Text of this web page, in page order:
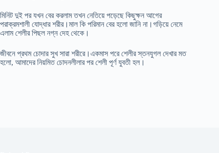
মিনিট দুই পর যখন বের করলাম তখন নেতিয়ে পড়েছে কিছুক্ষন আগের
পরাক্রমশালী যোদ্ধার শরীর।মাল কি পরিমান বের হলো জানি না।গড়িয়ে নেমে
এলাম শেলীর পিছল নগ্ন দেহ থেকে।
জীবনে প্রথম চোদার সুখ সারা শরীরে।একমাস পরে শেলীর স্তনযুগল দেখার মত
হলো, আমাদের নিয়মিত চোদনলীলার পর শেলী পূর্ণ যুবতী হল।